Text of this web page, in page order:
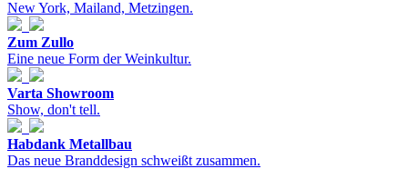
New York, Mailand, Metzingen.
Zum Zullo
Eine neue Form der Weinkultur.
Varta Showroom
Show, don't tell.
Habdank Metallbau
Das neue Branddesign schweißt zusammen.